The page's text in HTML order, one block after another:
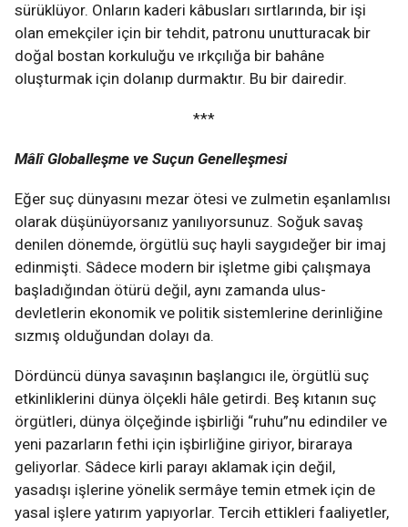
sürüklüyor. Onların kaderi kâbusları sırtlarında, bir işi
olan emekçiler için bir tehdit, patronu unutturacak bir
doğal bostan korkuluğu ve ırkçılığa bir bahâne
oluşturmak için dolanıp durmaktır. Bu bir dairedir.
***
Mâlî Globalleşme ve Suçun Genelleşmesi
Eğer suç dünyasını mezar ötesi ve zulmetin eşanlamlısı
olarak düşünüyorsanız yanılıyorsunuz. Soğuk savaş
denilen dönemde, örgütlü suç hayli saygıdeğer bir imaj
edinmişti. Sâdece modern bir işletme gibi çalışmaya
başladığından ötürü değil, aynı zamanda ulus-
devletlerin ekonomik ve politik sistemlerine derinliğine
sızmış olduğundan dolayı da.
Dördüncü dünya savaşının başlangıcı ile, örgütlü suç
etkinliklerini dünya ölçekli hâle getirdi. Beş kıtanın suç
örgütleri, dünya ölçeğinde işbirliği “ruhu”nu edindiler ve
yeni pazarların fethi için işbirliğine giriyor, biraraya
geliyorlar. Sâdece kirli parayı aklamak için değil,
yasadışı işlerine yönelik sermâye temin etmek için de
yasal işlere yatırım yapıyorlar. Tercih ettikleri faaliyetler,